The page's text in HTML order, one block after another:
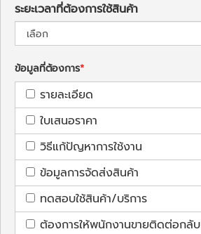
ระยะเวลาที่ต้องการใช้สินค้า
ข้อมูลที่ต้องการ
รายละเอียด
ใบเสนอราคา
วิธีแก้ปัญหาการใช้งาน
ข้อมูลการจัดส่งสินค้า
ทดสอบใช้สินค้า/บริการ
ต้องการให้พนักงานขายติดต่อกลับ